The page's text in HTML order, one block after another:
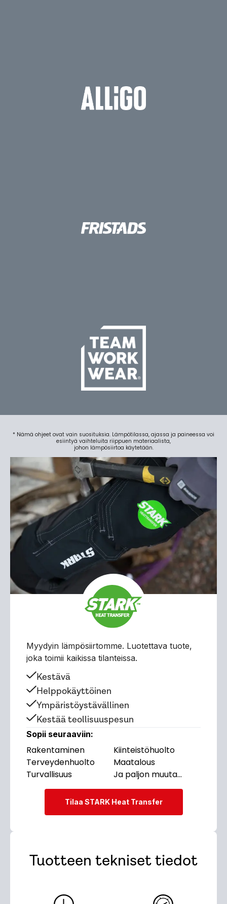
* Nämä ohjeet ovat vain suosituksia. Lämpötilassa, ajassa ja paineessa voi
esiintyä vaihteluita riippuen materiaalista,
johon lämpösiirtoa käytetään.
Myydyin lämpösiirtomme. Luotettava tuote,
joka toimii kaikissa tilanteissa.
Kestävä
Helppokäyttöinen
Ympäristöystävällinen
Kestää teollisuuspesun
Sopii seuraaviin:
Rakentaminen
Kiinteistöhuolto
Terveydenhuolto
Maatalous
Turvallisuus
Ja paljon muuta...
Tilaa STARK Heat Transfer
Tuotteen tekniset tiedot